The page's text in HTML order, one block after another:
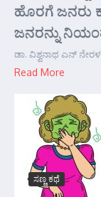
ಹೊರಗೆ ಜನರು
ಜನರನ್ನು
ಡಾ. ವಿಶ್ವನಾಥ ಎನ್
Read More
ಸಣ್ಣ ಕಥೆ